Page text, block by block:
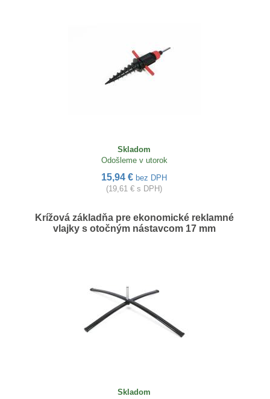
Skladom
Odošleme v utorok
15,94 € bez DPH
(19,61 € s DPH)
Krížová základňa pre ekonomické reklamné
vlajky s otočným nástavcom 17 mm
Skladom